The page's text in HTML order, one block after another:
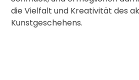
die Vielfalt und Kreativität des
Kunstgeschehens.